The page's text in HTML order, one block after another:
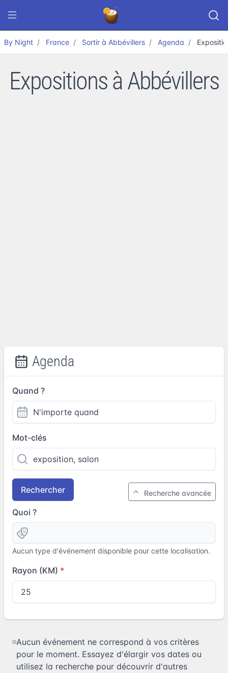
By Night France Sortir à Abbévillers Agenda
Expositions à Abbévillers
Agenda
Quand ?
Mot-clés
Rechercher Recherche avancée
Quoi ?
Aucun type d'événement disponible pour cette localisation.
Rayon (KM)
Aucun événement ne correspond à vos critères
pour le moment. Essayez d'élargir vos dates ou
utilisez la recherche pour découvrir d'autres